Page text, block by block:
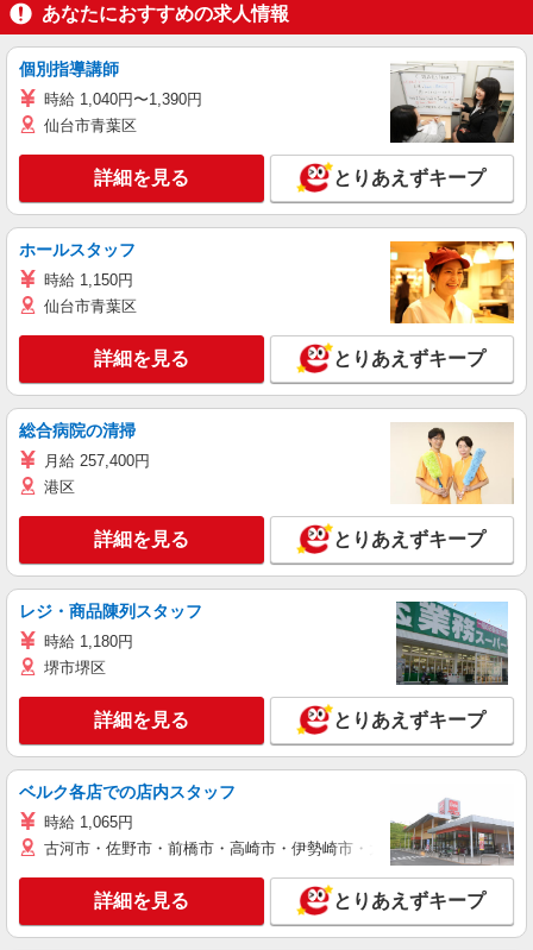
あなたにおすすめの求人情報
個別指導講師
時給 1,040円〜1,390円
仙台市青葉区
詳細を見る とりあえずキープ
ホールスタッフ
時給 1,150円
仙台市青葉区
詳細を見る とりあえずキープ
総合病院の清掃
月給 257,400円
港区
詳細を見る とりあえずキープ
レジ・商品陳列スタッフ
時給 1,180円
堺市堺区
詳細を見る とりあえずキープ
ベルク各店での店内スタッフ
時給 1,065円
古河市・佐野市・前橋市・高崎市・伊勢崎市・太田市・館林市・藤
詳細を見る とりあえずキープ